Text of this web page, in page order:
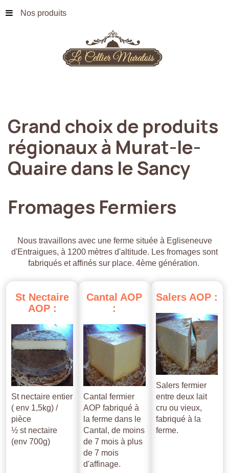
Nos produits
Grand choixde produits
régionauxà Murat-le-
Quairedans leSancy
Fromages Fermiers
Nous travaillons avec une ferme située à Egliseneuve
d'Entraigues, à 1200 mètres d'altitude. Les fromages sont
fabriqués et affinés sur place. 4ème génération.
St Nectaire
AOP :
St nectaire entier
( env 1,5kg) /
pièce
½ st nectaire
(env 700g)
Cantal AOP
:
Cantal fermier
AOP fabriqué à
la ferme dans le
Cantal, de moins
de 7 mois à plus
de 7 mois
d'affinage.
Salers AOP :
Salers fermier
entre deux lait
cru ou vieux,
fabriqué à la
ferme.